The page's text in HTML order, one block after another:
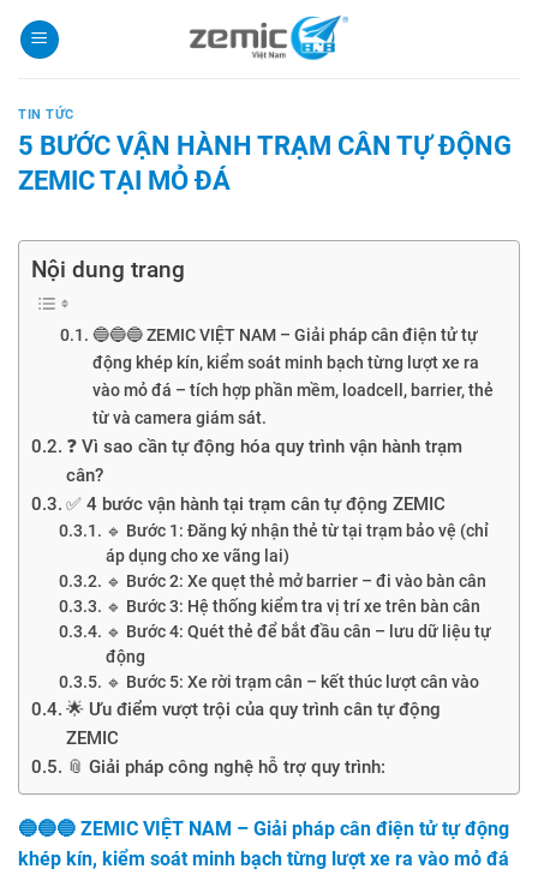
TIN TỨC
5 BƯỚC VẬN HÀNH TRẠM CÂN TỰ ĐỘNG
ZEMIC TẠI MỎ ĐÁ
Nội dung trang
🔵🔵🔵 ZEMIC VIỆT NAM – Giải pháp cân điện tử tự
động khép kín, kiểm soát minh bạch từng lượt xe ra
vào mỏ đá – tích hợp phần mềm, loadcell, barrier, thẻ
từ và camera giám sát.
❓ Vì sao cần tự động hóa quy trình vận hành trạm
cân?
✅ 4 bước vận hành tại trạm cân tự động ZEMIC
🔹 Bước 1: Đăng ký nhận thẻ từ tại trạm bảo vệ (chỉ
áp dụng cho xe vãng lai)
🔹 Bước 2: Xe quẹt thẻ mở barrier – đi vào bàn cân
🔹 Bước 3: Hệ thống kiểm tra vị trí xe trên bàn cân
🔹 Bước 4: Quét thẻ để bắt đầu cân – lưu dữ liệu tự
động
🔹 Bước 5: Xe rời trạm cân – kết thúc lượt cân vào
🌟 Ưu điểm vượt trội của quy trình cân tự động
ZEMIC
📎 Giải pháp công nghệ hỗ trợ quy trình:
🔵🔵🔵 ZEMIC VIỆT NAM – Giải pháp cân điện tử tự động
khép kín, kiểm soát minh bạch từng lượt xe ra vào mỏ đá